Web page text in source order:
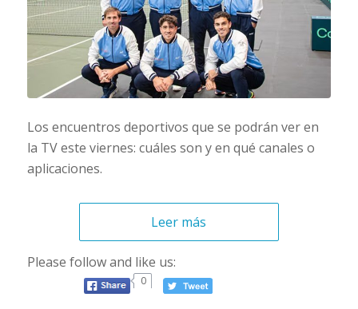
Los encuentros deportivos que se podrán ver en
la TV este viernes: cuáles son y en qué canales o
aplicaciones.
Leer más
Please follow and like us:
0